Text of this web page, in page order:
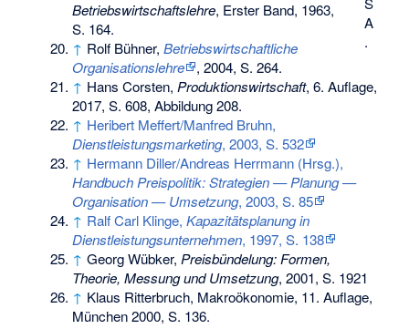
A
.
Betriebswirtschaftslehre, Erster Band, 1963,
S. 164.
↑ Rolf Bühner,Betriebswirtschaftliche
Organisationslehre
, 2004, S. 264.
↑ Hans Corsten,Produktionswirtschaft, 6. Auflage,
2017, S. 608, Abbildung 208.
↑ Heribert Meffert/Manfred Bruhn,
Dienstleistungsmarketing, 2003, S. 532
↑ Hermann Diller/Andreas Herrmann (Hrsg.),
Handbuch Preispolitik: Strategien — Planung —
Organisation — Umsetzung, 2003, S. 85
↑ Ralf Carl Klinge,Kapazitätsplanung in
Dienstleistungsunternehmen, 1997, S. 138
↑ Georg Wübker,Preisbündelung: Formen,
Theorie, Messung und Umsetzung, 2001, S. 1921
↑ Klaus Ritterbruch, Makroökonomie, 11. Auflage,
München 2000, S. 136.